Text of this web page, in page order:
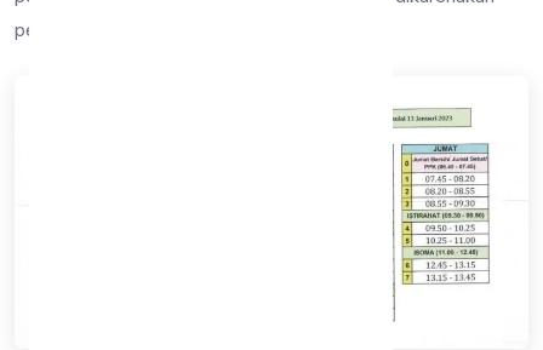
perbedaan kurikulum yang digunakan.